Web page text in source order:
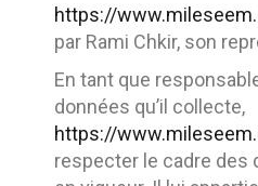
https://
par Rami Chkir, son
En tant que
données qu’il collecte,
https://
respecter le cadre des